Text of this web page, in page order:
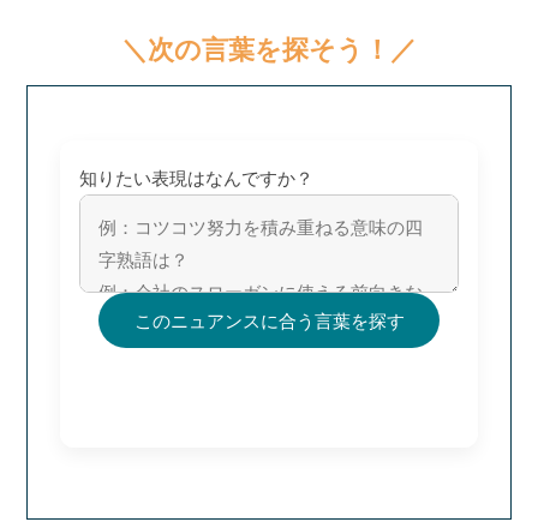
＼次の言葉を探そう！／
知りたい表現はなんですか？
このニュアンスに合う言葉を探す